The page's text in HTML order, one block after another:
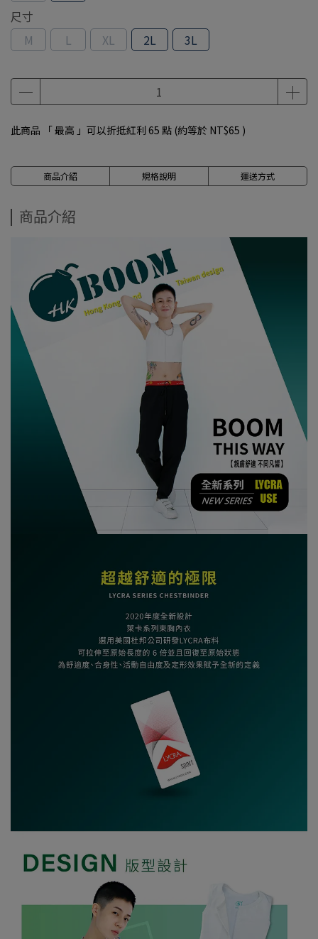
尺寸
M
L XL 2L 3L
此商品 「 最高 」可以折抵紅利 65 點 (約等於 NT$65 )
商品介紹 規格說明 運送方式
商品介紹